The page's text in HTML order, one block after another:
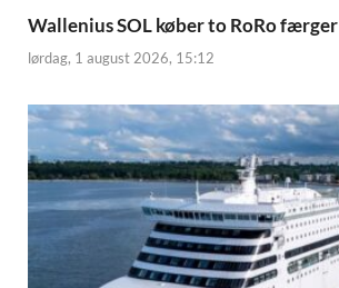
Wallenius SOL køber to RoRo færger
lørdag, 1 august 2026, 15:12